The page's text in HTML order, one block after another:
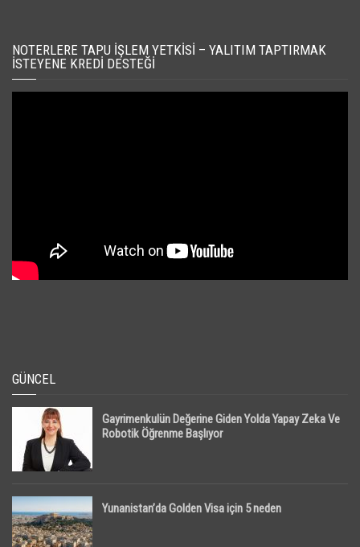
NOTERLERE TAPU İŞLEM YETKISI – YALITIM TAPTIRMAK
İSTEYENE KREDI DESTEĞI
GÜNCEL
Gayrimenkulün Değerine Giden Yolda Yapay Zeka Ve
Robotik Öğrenme Başlıyor
Yunanistan’da Golden Visa için 5 neden